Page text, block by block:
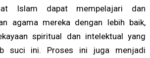
Islam dapat mempelajari dan
agama mereka dengan lebih baik,
spiritual dan intelektual yang
suci ini. Proses ini juga menjadi